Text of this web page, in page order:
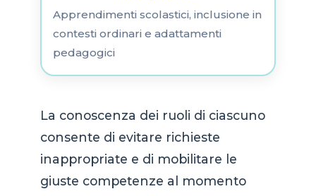
Apprendimenti scolastici, inclusione in
contesti ordinari e adattamenti
pedagogici
La conoscenza dei ruoli di ciascuno
consente di evitare richieste
inappropriate e di mobilitare le
giuste competenze al momento